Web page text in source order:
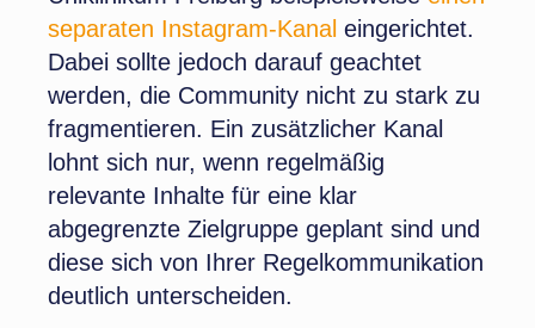
separaten Instagram-Kanal eingerichtet.
Dabei sollte jedoch darauf geachtet
werden, die Community nicht zu stark zu
fragmentieren. Ein zusätzlicher Kanal
lohnt sich nur, wenn regelmäßig
relevante Inhalte für eine klar
abgegrenzte Zielgruppe geplant sind und
diese sich von Ihrer Regelkommunikation
deutlich unterscheiden.